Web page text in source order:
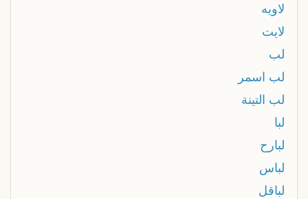
لاويه
لايت
لب
لب اسمر
لب التينة
لبا
لبارح
لباس
لباقل